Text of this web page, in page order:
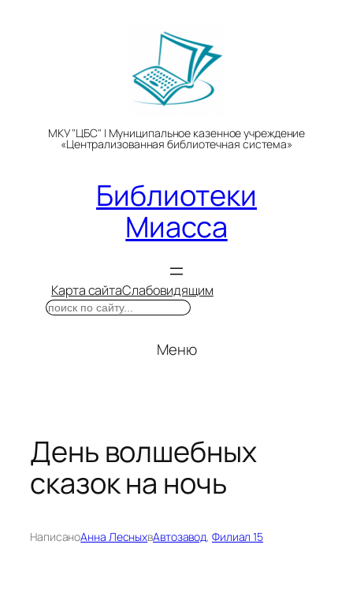
МКУ "ЦБС" | Муниципальное казенное учреждение
«Централизованная библиотечная система»
Библиотеки
Миасса
Карта сайтаСлабовидящим
Поиск
Меню
День волшебных
сказок на ночь
НаписаноАнна ЛесныхвАвтозавод, Филиал 15